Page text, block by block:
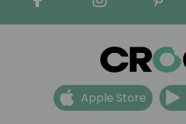
Apple Store